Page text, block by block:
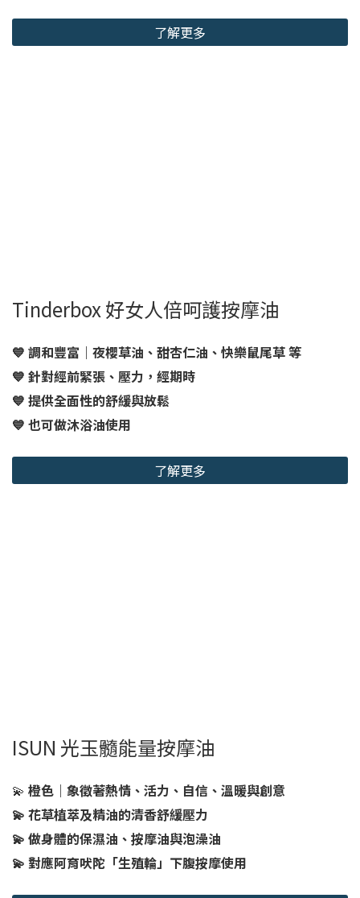
了解更多
Tinderbox 好女人倍呵護按摩油
💙 調和豐富｜夜櫻草油、甜杏仁油、快樂鼠尾草 等
💙 針對經前緊張、壓力，經期時
💙 提供全面性的舒緩與放鬆
💙 也可做沐浴油使用
了解更多
ISUN 光玉髓能量按摩油
💫 橙色｜象徵著熱情、活力、自信、溫暖與創意
💫 花草植萃及精油的清香舒緩壓力
💫 做身體的保濕油、按摩油與泡澡油
💫 對應阿育吠陀「生殖輪」下腹按摩使用